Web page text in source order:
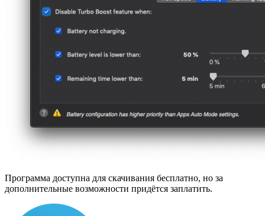
Программа доступна для скачивания бесплатно, но за
дополнительные возможности придётся заплатить.